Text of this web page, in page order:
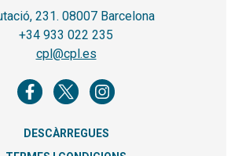
231. 08007 Barcelona
+34 933 022 235
cpl@cpl.es
DESCÀRREGUES